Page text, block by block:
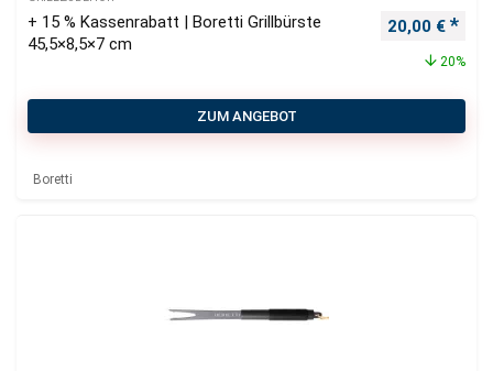
+ 15 % Kassenrabatt | Boretti Grillbürste
45,5×8,5×7 cm
20,00 €
20%
ZUM ANGEBOT
Boretti